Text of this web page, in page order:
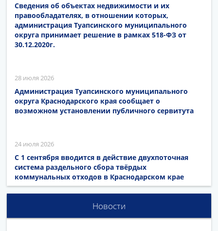
Сведения об объектах недвижимости и их
правообладателях, в отношении которых,
администрация Туапсинского муниципального
округа принимает решение в рамках 518-ФЗ от
30.12.2020г.
28 июля 2026
Администрация Туапсинского муниципального
округа Краснодарского края сообщает о
возможном установлении публичного сервитута
24 июля 2026
С 1 сентября вводится в действие двухпоточная
система раздельного сбора твёрдых
коммунальных отходов в Краснодарском крае
Новости